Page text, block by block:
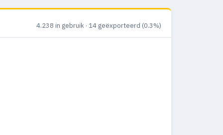
4.238 in gebruik · 14 geëxporteerd (0.3%)